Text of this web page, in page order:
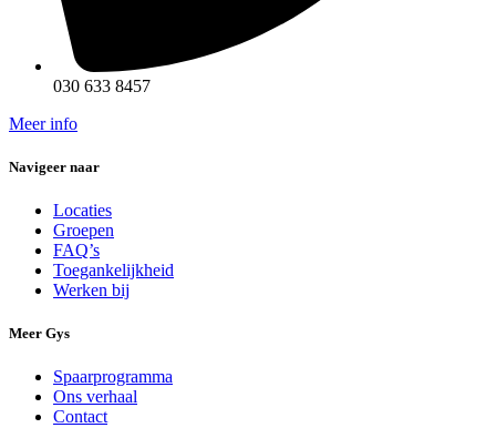
030 633 8457
Meer info
Navigeer naar
Locaties
Groepen
FAQ’s
Toegankelijkheid
Werken bij
Meer Gys
Spaarprogramma
Ons verhaal
Contact